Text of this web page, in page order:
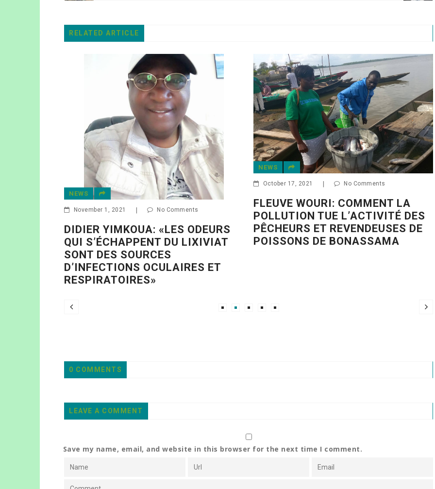
RELATED ARTICLE
«LES ODEURS
DU LIXIVIAT
ET
NEWS
October 17, 2021 | No Comments
FLEUVE WOURI: COMMENT LA
POLLUTION TUE L’ACTIVITÉ DES
PÊCHEURS ET REVENDEUSES DE
POISSONS DE BONASSAMA
ENTREPRISES
June 5, 2021 | No Comments
LA GRANDE PÊCHE AUX
BOUTEILLES PLASTIQUES
0 COMMENTS
LEAVE A COMMENT
Save my name, email, and website in this browser for the next time I comment.